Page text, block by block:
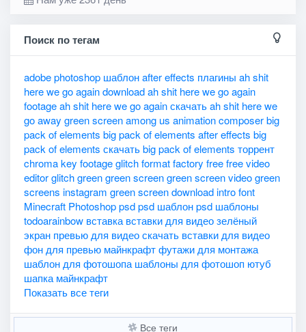
Поиск по тегам
adobe photoshop шаблонafter effects плагины ah shit
here we go again downloadah shit here we go again
footageah shit here we go again скачатьah shit here we
go away green screenamong us animation composerbig
pack of elements big pack of elements after effects big
pack of elements скачатьbig pack of elements торрент
chroma key footage glitchformat factory freefree video
editorglitchgreengreen screengreen screen videogreen
screens instagram green screen downloadintro font
Minecraft Photoshoppsdpsd шаблонpsd шаблоны
todoarainbow вставка вставки для видеозелёный
экран превью для видеоскачать вставки для видео
фон для превью майнкрафтфутажи для монтажа
шаблон для фотошопа шаблоны для фотошоп ютуб
шапка майнкрафт
Показать все теги
Все теги